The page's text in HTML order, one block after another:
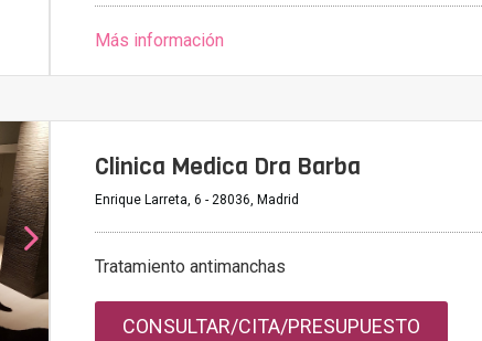
Más información
Clinica Medica Dra Barba
Enrique Larreta, 6 - 28036, Madrid
Tratamiento antimanchas
CONSULTAR/CITA/PRESUPUESTO